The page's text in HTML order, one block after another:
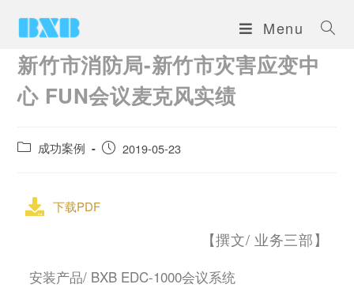
Menu
新竹市消防局-新竹市灾害应变中
心 FUN会议麦克风实绩
成功案例 2019-05-23
下载PDF
【撰文/ 业务三部】
安装产品/ BXB EDC-1000会议系统